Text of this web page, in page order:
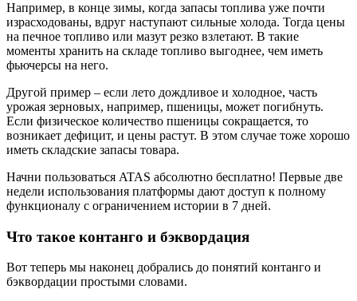
Например, в конце зимы, когда запасы топлива уже почти
израсходованы, вдруг наступают сильные холода. Тогда цены
на печное топливо или мазут резко взлетают. В такие
моменты хранить на складе топливо выгоднее, чем иметь
фьючерсы на него.
Другой пример – если лето дождливое и холодное, часть
урожая зерновых, например, пшеницы, может погибнуть.
Если физическое количество пшеницы сокращается, то
возникает дефицит, и цены растут. В этом случае тоже хорошо
иметь складские запасы товара.
Начни пользоваться ATAS абсолютно бесплатно! Первые две
недели использования платформы дают доступ к полному
функционалу с ограничением истории в 7 дней.
Что такое контанго и бэквордация
Вот теперь мы наконец добрались до понятий контанго и
бэквордации простыми словами.